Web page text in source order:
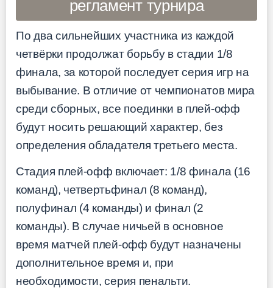
регламент турнира
По два сильнейших участника из каждой
четвёрки продолжат борьбу в стадии 1/8
финала, за которой последует серия игр на
выбывание. В отличие от чемпионатов мира
среди сборных, все поединки в плей-офф
будут носить решающий характер, без
определения обладателя третьего места.
Стадия плей-офф включает: 1/8 финала (16
команд), четвертьфинал (8 команд),
полуфинал (4 команды) и финал (2
команды). В случае ничьей в основное
время матчей плей-офф будут назначены
дополнительное время и, при
необходимости, серия пенальти.